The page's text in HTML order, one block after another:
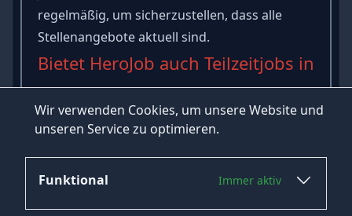
Wir verwenden Cookies, um unsere Website und
unseren Service zu optimieren.
Funktional Immer aktiv
regelmäßig, um sicherzustellen, dass alle
Stellenangebote aktuell sind.
Bietet HeroJob auch Teilzeitjobs in
Bexbach an?
Ja, wir haben eine Kategorie für Teilzeitjobs in
Bexbach auf unserer Website.